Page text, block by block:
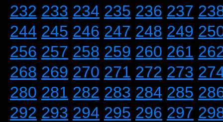
232 233 234 235 236 237
244 245 246 247 248 249
256 257 258 259 260 261
268 269 270 271 272 273
280 281 282 283 284 285
292 293 294 295 296 297